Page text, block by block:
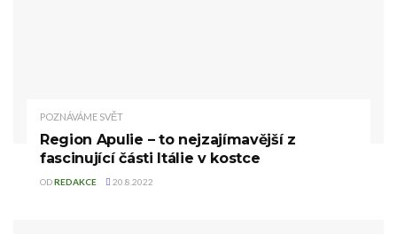
POZNÁVÁME SVĚT
Region Apulie – to nejzajímavější z
fascinující části Itálie v kostce
ODREDAKCE 20.8.2022